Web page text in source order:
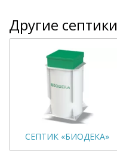
Другие септики
СЕПТИК «БИОДЕКА»